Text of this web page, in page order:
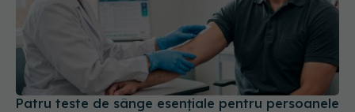
Patru teste de sânge esențiale pentru persoanele
peste 40 de ani
16 ian 2026, 15:47